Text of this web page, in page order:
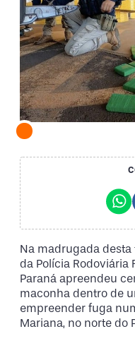
Na madrugada
da Polícia Rodoviária
Paraná apreendeu
maconha dentro de
empreender fuga
Mariana, no norte do